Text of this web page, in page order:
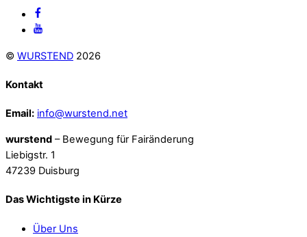
Top
© WURSTEND 2026
Kontakt
Email: info@wurstend.net
wurstend – Bewegung für Fairänderung
Liebigstr. 1
47239 Duisburg
Das Wichtigste in Kürze
Über Uns